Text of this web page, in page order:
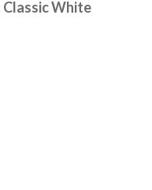
White